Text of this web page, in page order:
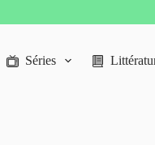
Séries